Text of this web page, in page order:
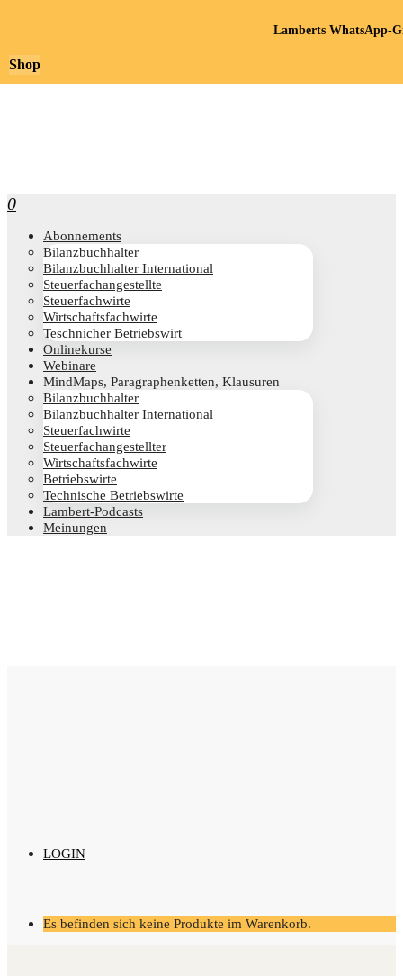
0
Abon­ne­ments
Bilanz­buch­hal­ter
Bilanz­buch­hal­ter International
Steu­er­fach­an­ge­stell­te
Steu­er­fach­wir­te
Wirt­schafts­fach­wir­te
Teschni­cher Betriebswirt
Online­kur­se
Web­i­na­re
Mind­Maps, Para­gra­phen­ket­ten, Klausuren
Bilanz­buch­hal­ter
Bilanz­buch­hal­ter International
Steu­er­fach­wir­te
Steu­er­fach­an­ge­stell­ter
Wirt­schafts­fach­wir­te
Betriebs­wir­te
Tech­ni­sche Betriebswirte
Lam­­bert-Pod­­casts
Mei­nun­gen
LOGIN
Es befinden sich keine Produkte im Warenkorb.
Shop
Lamberts WhatsApp-